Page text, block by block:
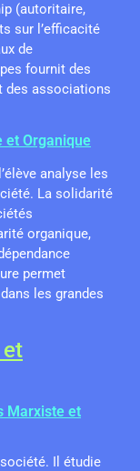
(autoritaire,
sur l’efficacité
de
fournit des
des associations
et Organique
analyse les
La solidarité
organique,
permet
les grandes
Marxiste et
Il étudie